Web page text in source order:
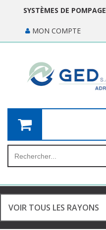
SYSTÈMES DE POMPAGE
MON COMPTE
VOIR TOUS LES RAYONS